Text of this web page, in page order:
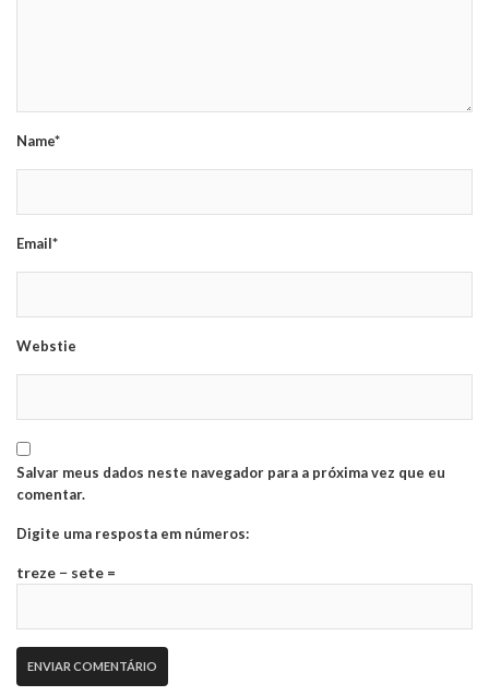
Name*
Email*
Webstie
Salvar meus dados neste navegador para a próxima vez que eu
comentar.
Digite uma resposta em números:
treze − sete =